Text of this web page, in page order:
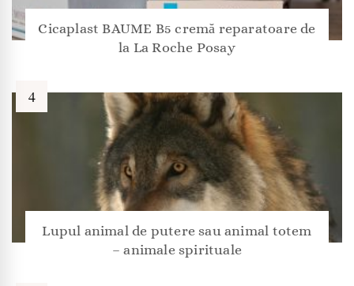
Cicaplast BAUME B5 cremă reparatoare de
la La Roche Posay
Lupul animal de putere sau animal totem
– animale spirituale